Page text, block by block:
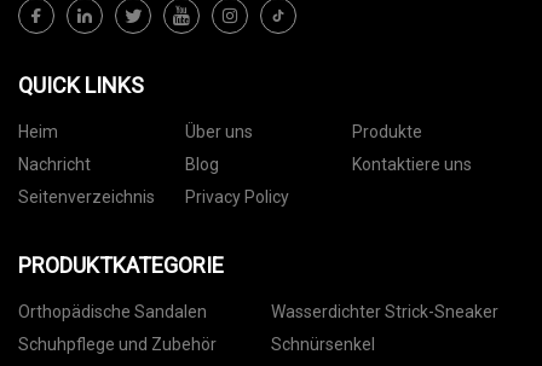
QUICK LINKS
Heim Über uns
Produkte
Nachricht
Blog
Kontaktiere uns
Seitenverzeichnis
Privacy Policy
PRODUKTKATEGORIE
Orthopädische Sandalen
Wasserdichter Strick-Sneaker
Schuhpflege und Zubehör
Schnürsenkel